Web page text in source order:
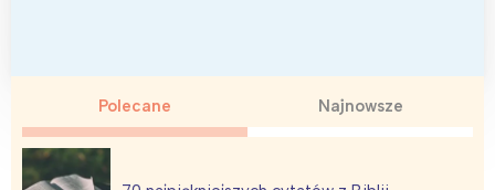
Polecane Najnowsze